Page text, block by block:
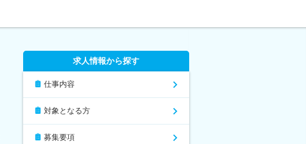
求人情報から探す
仕事内容
対象となる方
募集要項